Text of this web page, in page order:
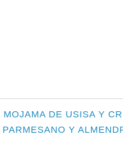
MOJAMA DE USISA Y
Y